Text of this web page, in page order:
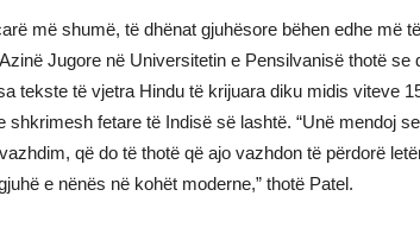
më shumë, të dhënat gjuhësore bëhen edhe më
Jugore në Universitetin e Pensilvanisë thotë se
tekste të vjetra Hindu të krijuara diku midis viteve
shkrimesh fetare të Indisë së lashtë. “Unë mendoj
që do të thotë që ajo vazhdon të përdorë
e nënës në kohët moderne,” thotë Patel.